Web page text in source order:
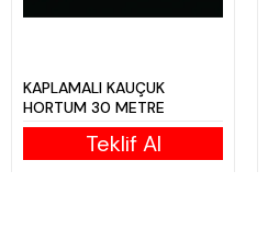
KAPLAMALI KAUÇUK
HORTUM 30 METRE
Teklif Al